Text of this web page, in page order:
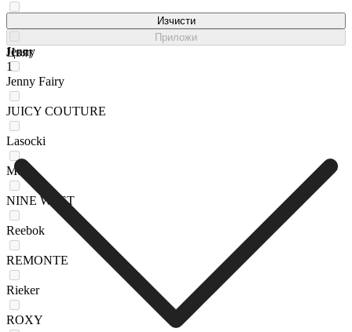
Jenny
Jenny Fairy
JUICY COUTURE
Lasocki
Mexx
NINE WEST
Reebok
REMONTE
Rieker
ROXY
Изчисти
Приложи
Цвят
1